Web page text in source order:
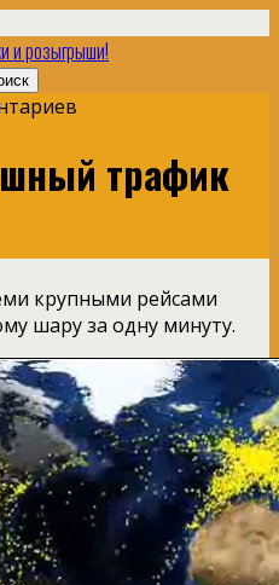
и розыгрыши!
трафик
крупными рейсами
шару за одну минуту.